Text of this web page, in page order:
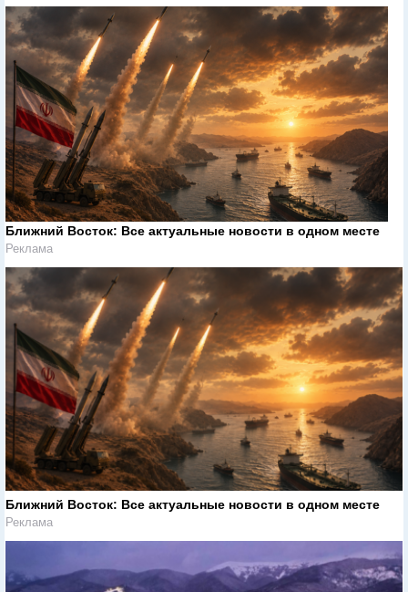
Ближний Восток: Все актуальные новости в одном месте
Реклама
Ближний Восток: Все актуальные новости в одном месте
Реклама